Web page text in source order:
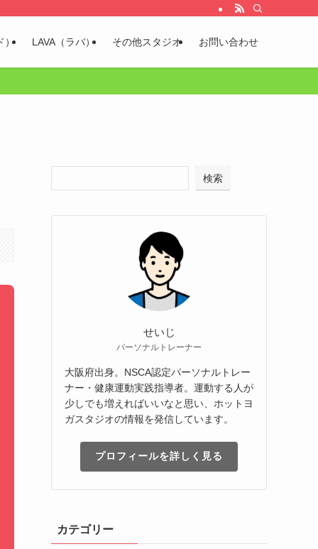
） LAVA（ラバ） その他スタジオ お問い合わせ
検索
せいじ
パーソナルトレーナー
大阪府出身。NSCA認定パーソナルトレー
ナー・健康運動実践指導者。運動する人が
少しでも増えればいいなと思い、ホットヨ
ガスタジオの情報を発信しています。
プロフィールを詳しく見る
カテゴリー